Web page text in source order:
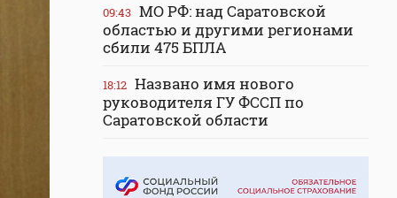
09:43 МО РФ: над Саратовской
областью и другими регионами
сбили 475 БПЛА
18:12 Названо имя нового
руководителя ГУ ФССП по
Саратовской области